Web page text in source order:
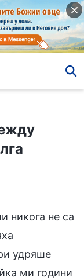
никога не са
удряше
ми години